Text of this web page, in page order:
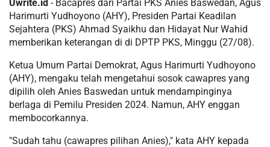
Uwrite.id - Bacapres dari Partai PKS Anies Baswedan, Agus
Harimurti Yudhoyono (AHY), Presiden Partai Keadilan
Sejahtera (PKS) Ahmad Syaikhu dan Hidayat Nur Wahid
memberikan keterangan di di DPTP PKS, Minggu (27/08).
Ketua Umum Partai Demokrat, Agus Harimurti Yudhoyono
(AHY), mengaku telah mengetahui sosok cawapres yang
dipilih oleh Anies Baswedan untuk mendampinginya
berlaga di Pemilu Presiden 2024. Namun, AHY enggan
membocorkannya.
"Sudah tahu (cawapres pilihan Anies)," kata AHY kepada